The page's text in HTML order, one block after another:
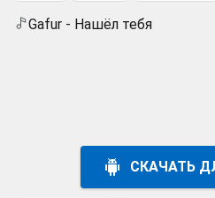
Gafur - Нашёл тебя
СКАЧАТЬ